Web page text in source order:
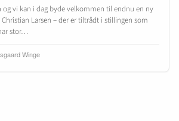
og vi kan i dag byde velkommen til endnu en ny
Larsen – der er tiltrådt i stillingen som
stor…
Winge